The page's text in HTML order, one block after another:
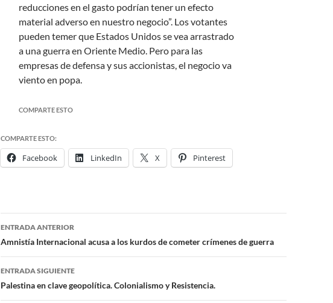
reducciones en el gasto podrían tener un efecto
material adverso en nuestro negocio”. Los votantes
pueden temer que Estados Unidos se vea arrastrado
a una guerra en Oriente Medio. Pero para las
empresas de defensa y sus accionistas, el negocio va
viento en popa.
COMPARTE ESTO
COMPARTE ESTO:
Facebook LinkedIn X Pinterest
Navegación
de
entradas
ENTRADA ANTERIOR
Amnistía Internacional acusa a los kurdos de cometer crímenes de guerra
ENTRADA SIGUIENTE
Palestina en clave geopolítica. Colonialismo y Resistencia.